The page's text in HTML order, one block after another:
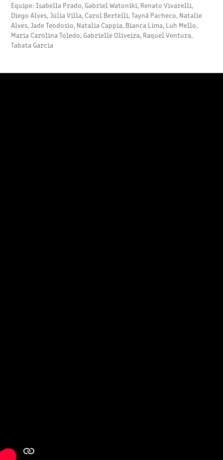
Equipe: Isabella Prado, Gabriel Watoniki, Renato Vivarelli,
Diego Alves, Júlia Villa, Carol Bertelli, Taynã Pacheco, Natalie
Alves, Jade Teodosio, Natalia Cappia, Bianca Lima, Luh Mello,
Maria Carolina Toledo, Gabrielle Oliveira, Raquel Ventura,
Tabata Garcia